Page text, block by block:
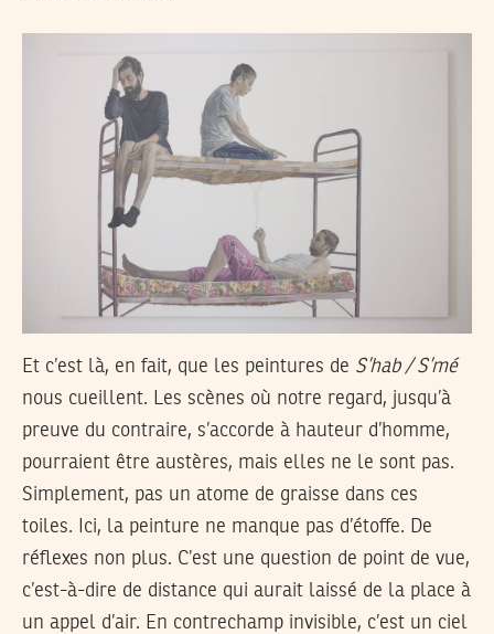
Et c’est là, en fait, que les peintures de S’hab / S’mé
nous cueillent. Les scènes où notre regard, jusqu’à
preuve du contraire, s’accorde à hauteur d’homme,
pourraient être austères, mais elles ne le sont pas.
Simplement, pas un atome de graisse dans ces
toiles. Ici, la peinture ne manque pas d’étoffe. De
réflexes non plus. C’est une question de point de vue,
c’est-à-dire de distance qui aurait laissé de la place à
un appel d’air. En contrechamp invisible, c’est un ciel